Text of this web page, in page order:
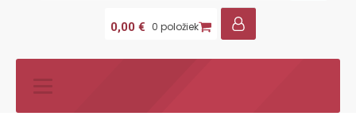
0,00 € 0 položiek